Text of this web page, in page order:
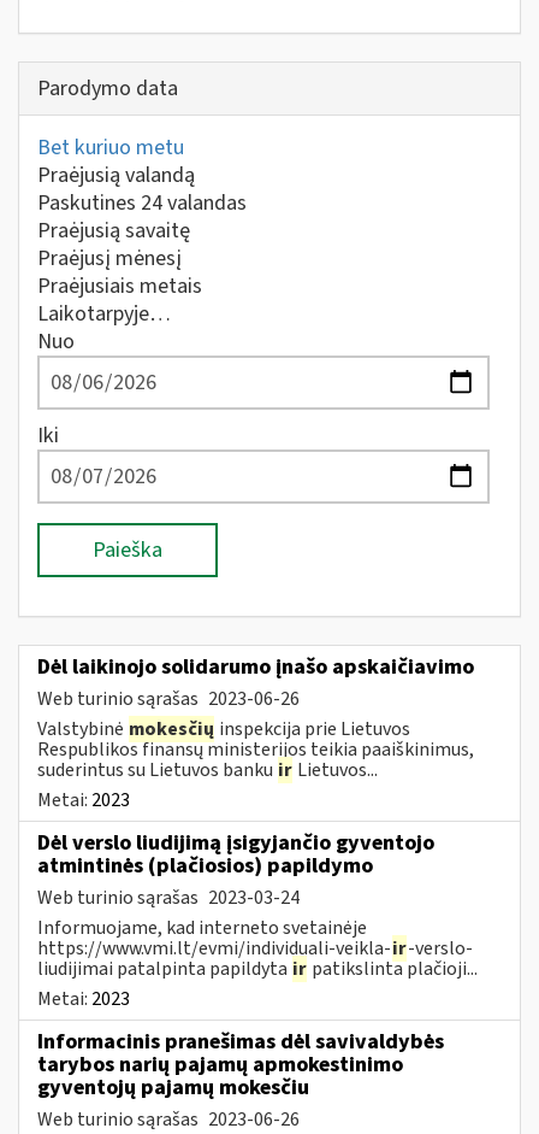
Parodymo data
Bet kuriuo metu
Praėjusią valandą
Paskutines 24 valandas
Praėjusią savaitę
Praėjusį mėnesį
Praėjusiais metais
Laikotarpyje…
Nuo
Iki
Paieška
Dėl laikinojo solidarumo įnašo apskaičiavimo
Web turinio sąrašas 2023-06-26
Valstybinė mokesčių inspekcija prie Lietuvos
Respublikos finansų ministerijos teikia paaiškinimus,
suderintus su Lietuvos banku ir Lietuvos...
Metai: 2023
Dėl verslo liudijimą įsigyjančio gyventojo
atmintinės (plačiosios) papildymo
Web turinio sąrašas 2023-03-24
Informuojame, kad interneto svetainėje
https://www.vmi.lt/evmi/individuali-veikla-ir-verslo-
liudijimai patalpinta papildyta ir patikslinta plačioji...
Metai: 2023
Informacinis pranešimas dėl savivaldybės
tarybos narių pajamų apmokestinimo
gyventojų pajamų mokesčiu
Web turinio sąrašas 2023-06-26